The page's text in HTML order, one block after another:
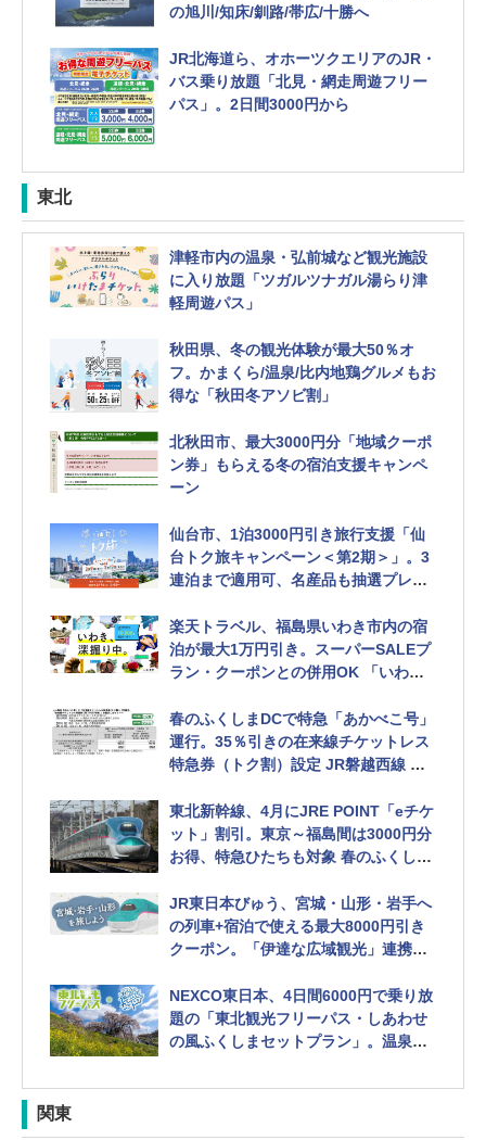
の旭川/知床/釧路/帯広/十勝へ
JR北海道ら、オホーツクエリアのJR・
バス乗り放題「北見・網走周遊フリー
パス」。2日間3000円から
東北
津軽市内の温泉・弘前城など観光施設
に入り放題「ツガルツナガル湯らり津
軽周遊パス」
秋田県、冬の観光体験が最大50％オ
フ。かまくら/温泉/比内地鶏グルメもお
得な「秋田冬アソビ割」
北秋田市、最大3000円分「地域クーポ
ン券」もらえる冬の宿泊支援キャンペ
ーン
仙台市、1泊3000円引き旅行支援「仙
台トク旅キャンペーン＜第2期＞」。3
連泊まで適用可、名産品も抽選プレゼ
楽天トラベル、福島県いわき市内の宿
泊が最大1万円引き。スーパーSALEプ
ラン・クーポンとの併用OK 「いわ
春のふくしまDCで特急「あかべこ号」
運行。35％引きの在来線チケットレス
特急券（トク割）設定 JR磐越西線 郡
東北新幹線、4月にJRE POINT「eチケ
ット」割引。東京～福島間は3000円分
お得、特急ひたちも対象 春のふくしま
JR東日本びゅう、宮城・山形・岩手へ
の列車+宿泊で使える最大8000円引き
クーポン。「伊達な広域観光」連携企
NEXCO東日本、4日間6000円で乗り放
題の「東北観光フリーパス・しあわせ
の風ふくしまセットプラン」。温泉施
関東